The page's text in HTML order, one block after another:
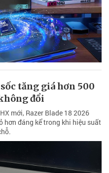
sốc tăng giá hơn 500
đổi
mới, Razer Blade 18 2026
hơn đáng kể trong khi hiệu suất